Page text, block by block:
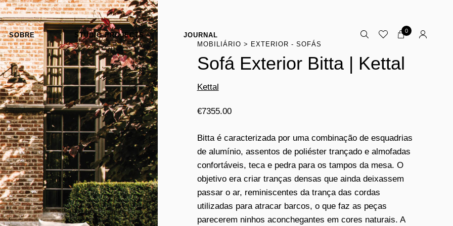
SOBRE STUDIO PROJECTS JOURNAL
0
MOBILIÁRIO EXTERIOR - SOFÁS
Sofá Exterior Bitta | Kettal
Kettal
€7355.00
Bitta é caracterizada por uma combinação de esquadrias
de alumínio, assentos de poliéster trançado e almofadas
confortáveis, teca e pedra para os tampos da mesa. O
objetivo era criar tranças densas que ainda deixassem
passar o ar, reminiscentes da trança das cordas
utilizadas para atracar barcos, o que faz as peças
parecerem ninhos aconchegantes em cores naturais. A